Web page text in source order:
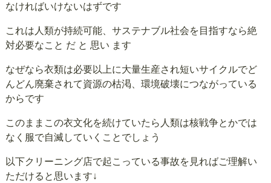
なければいけないはずです
これは人類が持続可能、サステナブル社会を目指すなら絶
対必要なこと だ と 思い ます
なぜなら衣類は必要以上に大量生産され短いサイクルでど
んどん廃棄されて資源の枯渇、環境破壊につながっている
からです
このままこの衣文化を続けていたら人類は核戦争とかでは
なく服で自滅していくことでしょう
以下クリーニング店で起こっている事故を見ればご理解い
ただけると思います↓